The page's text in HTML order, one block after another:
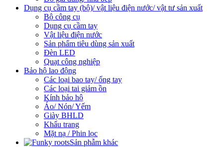
Dụng cụ cầm tay (bộ)/ vật liệu điện nước/ vật tư sản xuất
Bộ công cụ
Dụng cụ cầm tay
Vật liệu điện nước
Sản phẩm tiêu dùng sản xuất
Đèn LED
Quạt công nghiệp
Bảo hộ lao động
Các loại bao tay/ ống tay
Các loại tai giảm ồn
Kính bảo hộ
Áo/ Nón/ Yếm
Giày BHLD
Khẩu trang
Mặt nạ / Phin lọc
Sản phẫm khác